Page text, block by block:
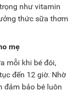
như vitamin
thức sữa thơm
mẹ
mỗi khi bé đói,
đến 12 giờ. Nhờ
đảm bảo bé luôn